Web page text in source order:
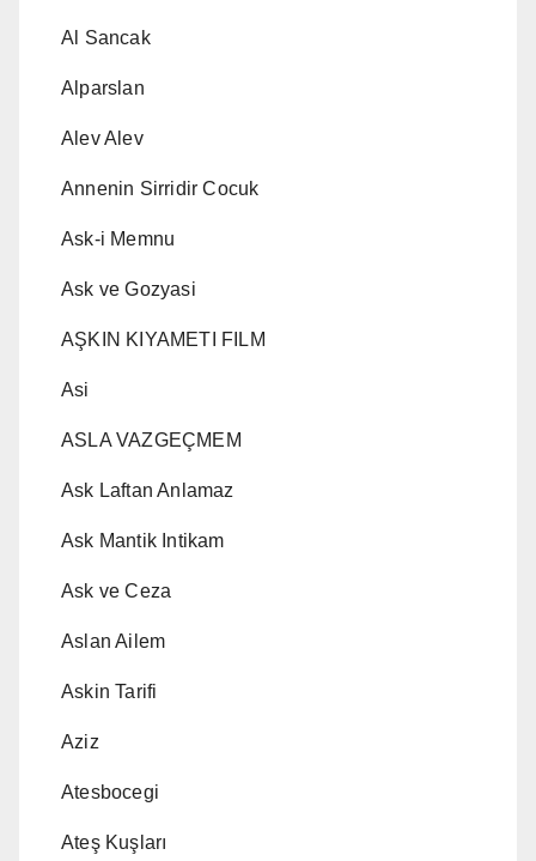
Al Sancak
Alparslan
Alev Alev
Annenin Sirridir Cocuk
Ask-i Memnu
Ask ve Gozyasi
AŞKIN KIYAMETI FILM
Asi
ASLA VAZGEÇMEM
Ask Laftan Anlamaz
Ask Mantik Intikam
Ask ve Ceza
Aslan Ailem
Askin Tarifi
Aziz
Atesbocegi
Ateş Kuşları